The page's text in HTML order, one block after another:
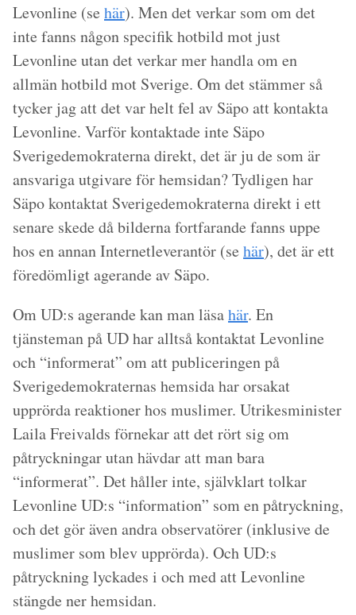
Levonline (se här). Men det verkar som om det
inte fanns någon specifik hotbild mot just
Levonline utan det verkar mer handla om en
allmän hotbild mot Sverige. Om det stämmer så
tycker jag att det var helt fel av Säpo att kontakta
Levonline. Varför kontaktade inte Säpo
Sverigedemokraterna direkt, det är ju de som är
ansvariga utgivare för hemsidan? Tydligen har
Säpo kontaktat Sverigedemokraterna direkt i ett
senare skede då bilderna fortfarande fanns uppe
hos en annan Internetleverantör (se här), det är ett
föredömligt agerande av Säpo.
Om UD:s agerande kan man läsahär. En
tjänsteman på UD har alltså kontaktat Levonline
och “informerat” om att publiceringen på
Sverigedemokraternas hemsida har orsakat
upprörda reaktioner hos muslimer. Utrikesminister
Laila Freivalds förnekar att det rört sig om
påtryckningar utan hävdar att man bara
“informerat”. Det håller inte, självklart tolkar
Levonline UD:s “information” som en påtryckning,
och det gör även andra observatörer (inklusive de
muslimer som blev upprörda). Och UD:s
påtryckning lyckades i och med att Levonline
stängde ner hemsidan.